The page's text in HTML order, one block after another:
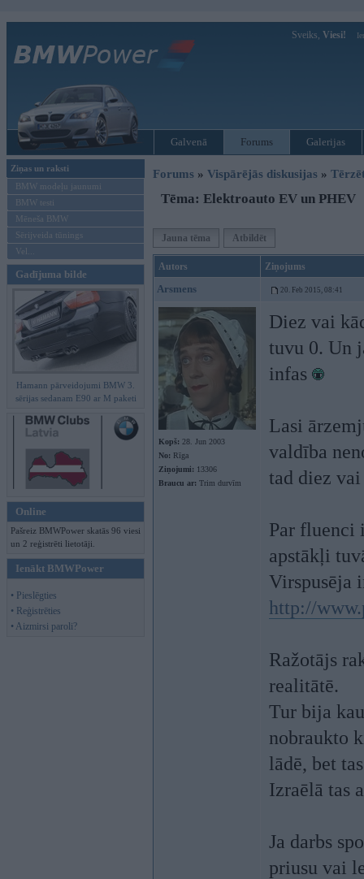
Sveiks, Viesi!
Galvenā Forums Galerijas
Ziņas un raksti
BMW modeļu jaunumi
BMW testi
Mēneša BMW
Sērijveida tūnings
Vel...
Gadījuma bilde
Hamann pārveidojumi BMW 3.
sērijas sedanam E90 ar M paketi
Online
Pašreiz BMWPower skatās 96 viesi
un 2 reģistrēti lietotāji.
Ienākt BMWPower
• Pieslēgties
• Reģistrēties
• Aizmirsi paroli?
Forums » Vispārējās diskusijas »
Tēma: Elektroauto EV un PHEV
Jauna tēma Atbildēt
Autors Ziņojums
Arsmens 20. Feb 2015, 08:41
Kopš: 28. Jun 2003
No: Rīga
Ziņojumi: 13306
Braucu ar: Trim durvīm
Diez vai
tuvu 0. Un
infas
Lasi
valdība
tad diez
Par fluenci
apstākļi
Virspusēja
http://
Ražotājs
realitātē.
Tur bija
nobraukto
lādē, bet
Izraēlā tas
Ja darbs
priusu vai